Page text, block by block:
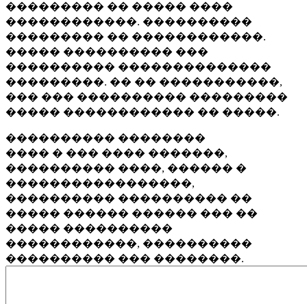
��������� �� ����� ����
������������. ����������
��������� �� ������������.
����� ���������� ���
���������� ��������������
���������. �� �� �����������,
��� ��� ���������� ���������
����� ������������ �� �����.
���������� ��������
���� � ��� ���� �������,
���������� ����, ������ �
�����������������,
���������� ���������� ��
����� ������ ������ ��� ��
����� ����������
������������, ����������
���������� ��� ��������.